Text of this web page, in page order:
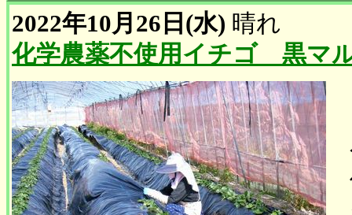
2022年10月26日(水) 晴れ
化学農薬不使用イチゴ 黒マ